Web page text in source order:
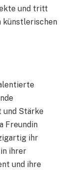
und tritt
künstlerischen
und Stärke
Freundin
ihr
in ihrer
und ihre